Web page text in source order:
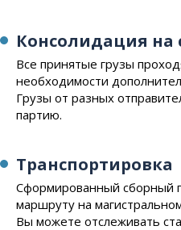
Консолидация на
Все принятые грузы
необходимости
Грузы от разных
партию.
Транспортировка
Сформированный сборный
маршруту на
Вы можете отслеживать